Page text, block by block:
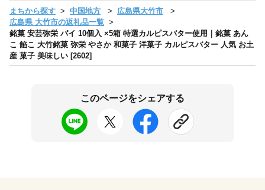
まちから探す 中国地方
広島県大竹市
広島県 大竹市の返礼品一覧
銘菓 安芸弥栄 パイ 10個入 ×5箱 特選カルピスバター使用｜銘菓 あん
こ 餡こ 大竹銘菓 弥栄 やさか 和菓子 洋菓子 カルピスバター 人気 お土
産 菓子 美味しい [2602]
このページをシェアする